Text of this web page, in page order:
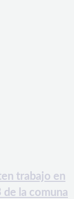
trabajo en
la comuna